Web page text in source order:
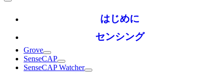
はじめに
センシング
Grove
SenseCAP
SenseCAP Watcher